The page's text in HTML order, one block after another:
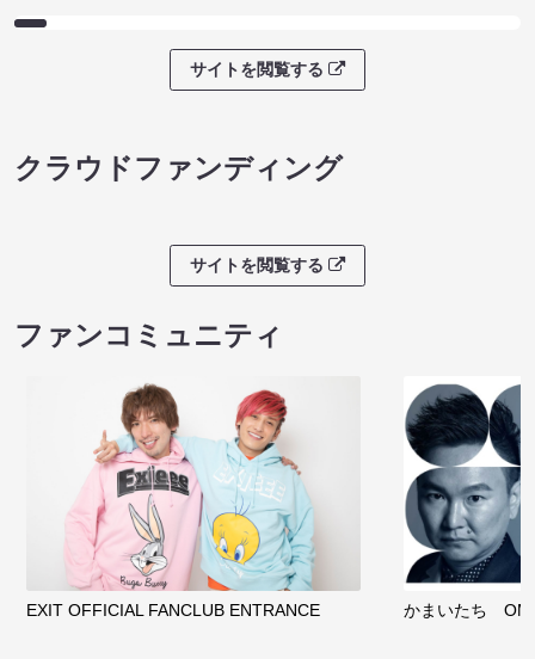
サイトを閲覧する
クラウドファンディング
サイトを閲覧する
ファンコミュニティ
EXIT OFFICIAL FANCLUB ENTRANCE かまいたち